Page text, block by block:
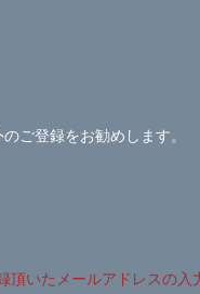
ご登録をお勧めします。
いたメールアドレスの